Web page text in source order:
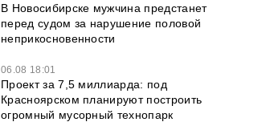
В Новосибирске мужчина предстанет
перед судом за нарушение половой
неприкосновенности
06.08 18:01
Проект за 7,5 миллиарда: под
Красноярском планируют построить
огромный мусорный технопарк